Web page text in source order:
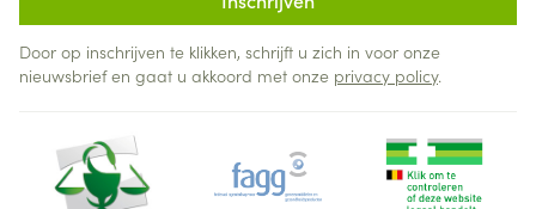
Door op inschrijven te klikken, schrijft u zich in voor onze
nieuwsbrief en gaat u akkoord met onze privacy policy.